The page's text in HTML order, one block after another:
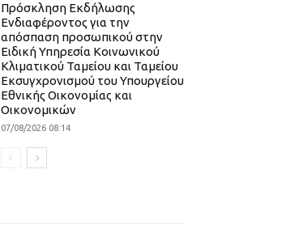
Πρόσκληση Εκδήλωσης
Ενδιαφέροντος για την
απόσπαση προσωπικού στην
Ειδική Υπηρεσία Κοινωνικού
Κλιματικού Ταμείου και Ταμείου
Εκσυγχρονισμού του Υπουργείου
Εθνικής Οικονομίας και
Οικονομικών
07/08/2026 08:14